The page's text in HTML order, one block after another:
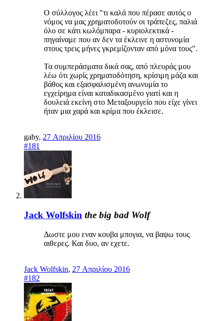
Ο σύλλογος λέει "τι καλά που πέρασε αυτός ο
νόμος να μας χρηματοδοτούν οι τράπεζες, παλιά
όλο σε κάτι κωλόμπαρα - κυριολεκτικά -
πηγαίναμε που αν δεν τα έκλεινε η αστυνομία
στους τρεις μήνες γκρεμίζονταν από μόνα τους".
Τα συμπεράσματα δικά σας, από πλευράς μου
λέω ότι χωρίς χρηματοδότηση, κρίσιμη μάζα και
βάθος και εξασφαλισμένη ανωνυμία το
εγχείρημα είναι καταδικασμένο γιατί και η
δουλειά εκείνη στο Μεταξουργείο που είχε γίνει
ήταν μια χαρά και κρίμα που έκλεισε.
gaby, 27 Απριλίου 2016
#181
Jack Wolfskin the big bad Wolf
Δωστε μου εναν κουβα μπογια, να βαψω τους
αιθερες. Και δυο, αν εχετε.
Jack Wolfskin, 27 Απριλίου 2016
#182